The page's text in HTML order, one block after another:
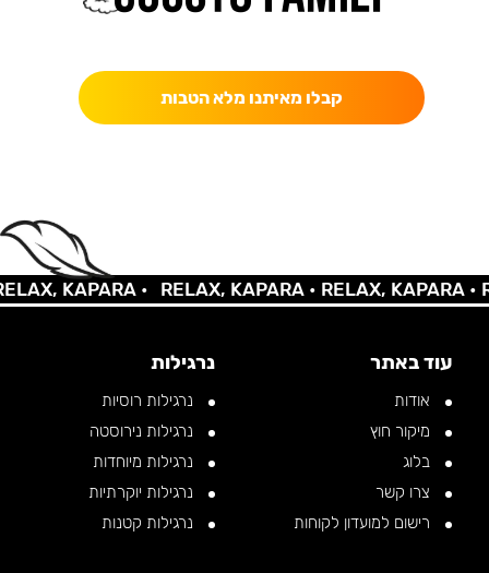
קבלו מאיתנו מלא הטבות
KAPARA • RELAX, KAPARA •RELAX, KAPARA •
עוד באתר
אודות
מיקור חוץ
בלוג
צרו קשר
רישום למועדון לקוחות
נרגילות
נרגילות רוסיות
נרגילות נירוסטה
נרגילות מיוחדות
נרגילות יוקרתיות
נרגילות קטנות